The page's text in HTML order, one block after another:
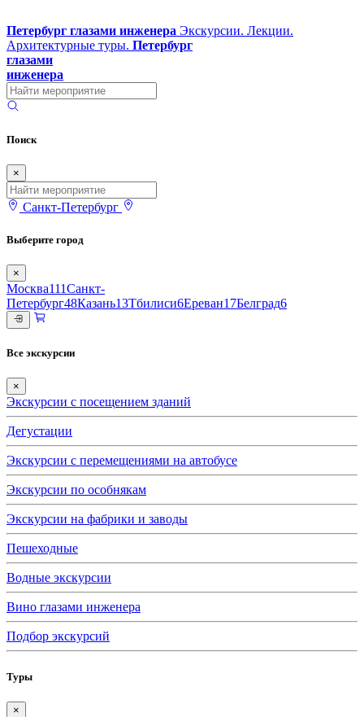
Петербург глазами инженера Экскурсии. Лекции.
Архитектурные туры. Петербург
глазами
инженера
Поиск
×
Санкт-Петербург
Выберите город
×
Москва111Санкт-
Петербург48Казань13Тбилиси6Ереван17Белград6
Все экскурсии
×
Экскурсии с посещением зданий
Дегустации
Экскурсии с перемещениями на автобусе
Экскурсии по особнякам
Экскурсии на фабрики и заводы
Пешеходные
Водные экскурсии
Вино глазами инженера
Подбор экскурсий
Туры
×